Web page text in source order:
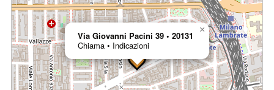
Via Giovanni Pacini 39 • 20131
Chiama • Indicazioni
×